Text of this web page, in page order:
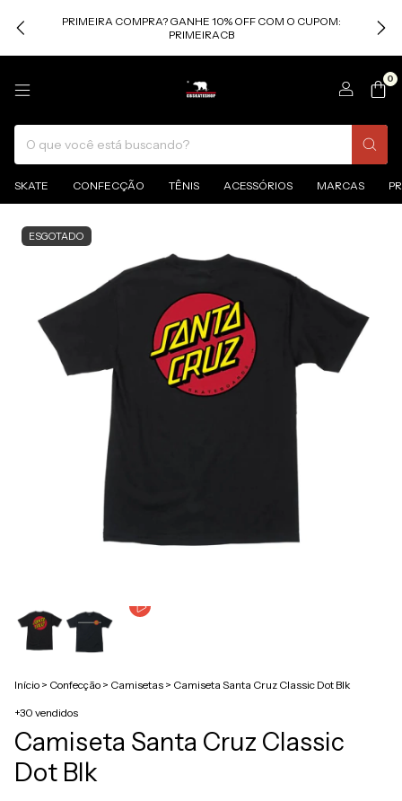
PRIMEIRA COMPRA? GANHE 10% OFF COM O CUPOM:
PRIMEIRACB
0
SKATE CONFECÇÃO TÊNIS ACESSÓRIOS MARCAS
ESGOTADO
Início > Confecção > Camisetas > Camiseta Santa Cruz Classic Dot Blk
+30 vendidos
Camiseta Santa Cruz Classic
Dot Blk